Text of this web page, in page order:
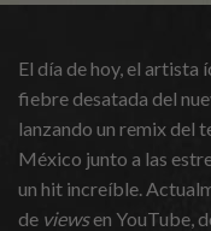
El día de hoy, el artista
fiebre desatada del
lanzando un remix del
México junto a las
un hit increíble.
de viewsen YouTube,